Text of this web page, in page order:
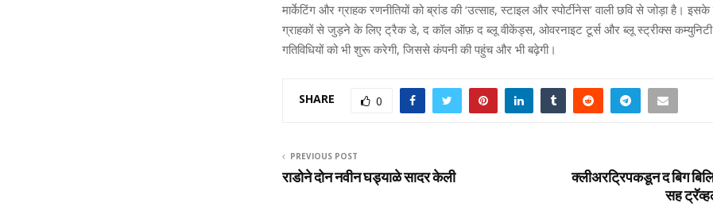
मार्केटिंग और ग्राहक रणनीतियों को ब्रांड की ‘उत्साह, स्टाइल और स्पोर्टीनेस’ वाली छवि से जोड़ा है। इसके
ग्राहकों से जुड़ने के लिए ट्रैक डे, द कॉल ऑफ़ द ब्लू वीकेंड्स, ओवरनाइट टूर्स और ब्लू स्ट्रीक्स
गतिविधियों को भी शुरू करेगी, जिससे कंपनी की पहुंच और भी बढ़ेगी।
SHARE 0
PREVIOUS POST
राडोने दोन नवीन घड्याळे सादर केली
क्‍लीअरट्रिपकडून द बिग
सह